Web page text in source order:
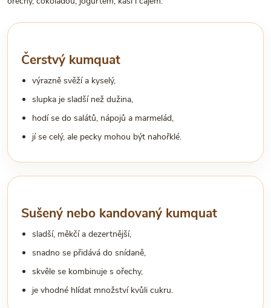
Čerstvý kumquat
výrazně svěží a kyselý,
slupka je sladší než dužina,
hodí se do salátů, nápojů a marmelád,
jí se celý, ale pecky mohou být nahořklé.
Sušený nebo kandovaný kumquat
sladší, měkčí a dezertnější,
snadno se přidává do snídaně,
skvěle se kombinuje s ořechy,
je vhodné hlídat množství kvůli cukru.